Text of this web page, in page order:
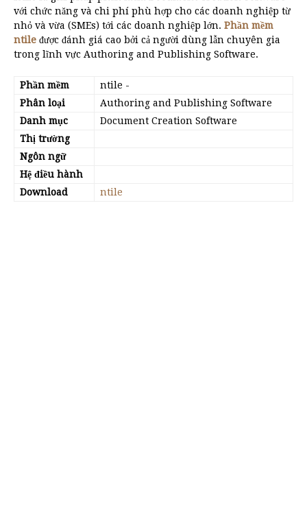
với chức năng và chi phí phù hợp cho các doanh nghiệp từ
nhỏ và vừa (SMEs) tới các doanh nghiệp lớn. Phần mềm
ntile được đánh giá cao bởi cả người dùng lẫn chuyên gia
trong lĩnh vực Authoring and Publishing Software.
Phần mềm ntile -
Phân loại
Authoring and Publishing Software
Danh mục
Document Creation Software
Thị trường
Ngôn ngữ
Hệ điều hành
Download
ntile